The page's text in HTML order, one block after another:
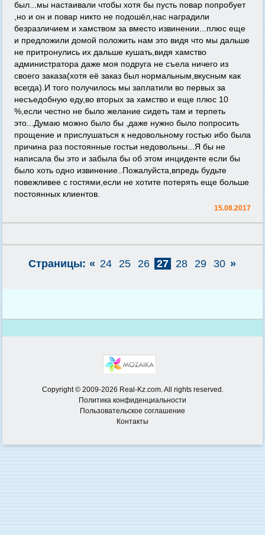
был...мы настаивали чтобы хотя бы пусть повар попробует
,но и он и повар никто не подошёл,нас наградили
безразличием и хамством за вместо извинении...плюс еще
и предложили домой положить нам это видя что мы дальше
не притронулись их дальше кушать,видя хамство
администратора даже моя подруга не съела ничего из
своего заказа(хотя её заказ был нормальным,вкусным как
всегда).И того получилось мы заплатили во первых за
несъедобную еду,во вторых за хамство и еще плюс 10
%,если честно не было желание сидеть там и терпеть
это...Думаю можно было бы ,даже нужно было попросить
прощение и прислушаться к недовольному гостью ибо была
причина раз постоянные гостьи недовольны...Я бы не
написала бы это и забыла бы об этом инциденте если бы
было хоть одно извинение..Пожалуйста,впредь будьте
повежливее с гостями,если не хотите потерять еще больше
постоянных клиентов.
15.08.2017
Страницы: « 24 25 26 27 28 29 30 »
Copyright © 2009-2026 Real-Kz.com. All rights reserved.
Политика конфиденциальности
Пользовательское соглашение
Контакты